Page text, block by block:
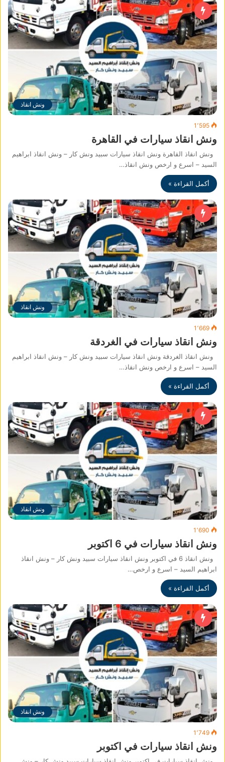
ونش انقاذ
1٬595
ونش انقاذ سيارات في القاهرة
ونش انقاذ القاهرة ونش انقاذ سيارات سبيد ونش كار – ونش انقاذ ابراهيم
السيد – اسرع و ارخص ونش انقاذ…
أكمل القراءة »
ونش انقاذ
1٬669
ونش انقاذ سيارات في الغردقة
ونش انقاذ الغردقة ونش انقاذ سيارات سبيد ونش كار – ونش انقاذ ابراهيم
السيد – اسرع و ارخص ونش انقاذ…
أكمل القراءة »
ونش انقاذ
1٬690
ونش انقاذ سيارات في 6 اكتوبر
ونش انقاذ 6 في اكتوبر ونش انقاذ سيارات سبيد ونش كار – ونش انقاذ
ابراهيم السيد – اسرع و ارخص…
أكمل القراءة »
ونش انقاذ
1٬749
ونش انقاذ سيارات في اكتوبر